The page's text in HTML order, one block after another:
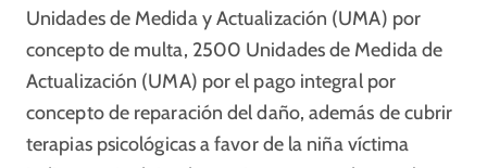
Unidades de Medida y Actualización (UMA) por
concepto de multa, 2500 Unidades de Medida de
Actualización (UMA) por el pago integral por
concepto de reparación del daño, además de cubrir
terapias psicológicas a favor de la niña víctima